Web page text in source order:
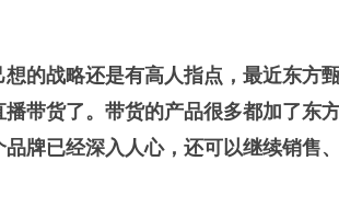
的战略还是有高人指点，最近东方
带货了。带货的产品很多都加了东
牌已经深入人心，还可以继续销售、